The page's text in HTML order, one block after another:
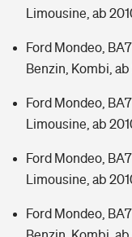
Limousine, ab
Ford Mondeo,
Benzin, Kombi, ab
Ford Mondeo, BA7
Limousine, ab
Ford Mondeo,
Limousine, ab
Ford Mondeo, BA7